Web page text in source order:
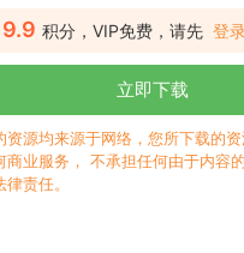
9.9 积分，VIP免费，请先 登
立即下载
资源均来源于网络，您所下载的
商业服务， 不承担任何由于内容
责任。